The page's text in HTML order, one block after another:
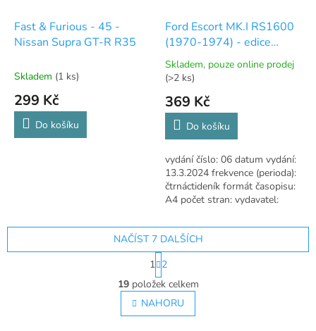
Fast & Furious - 45 -
Nissan Supra GT-R R35
Skladem (1 ks)
299 Kč
Do košíku
Ford Escort MK.I RS1600
(1970-1974) - edice
Rychle a zběsile 06
Průměrné
hodnocení
produktu
je
5,0
z
hvězdiček.
Skladem, pouze online prodej
(>2 ks)
369 Kč
Do košíku
vydání číslo: 06 datum vydání:
13.3.2024 frekvence (perioda):
čtrnáctideník formát časopisu:
A4 počet stran: vydavatel:
O
v
l
á
NAČÍST 7 DALŠÍCH
S
t
r
á
n
k
1 2
19položek celkem
NAHORU